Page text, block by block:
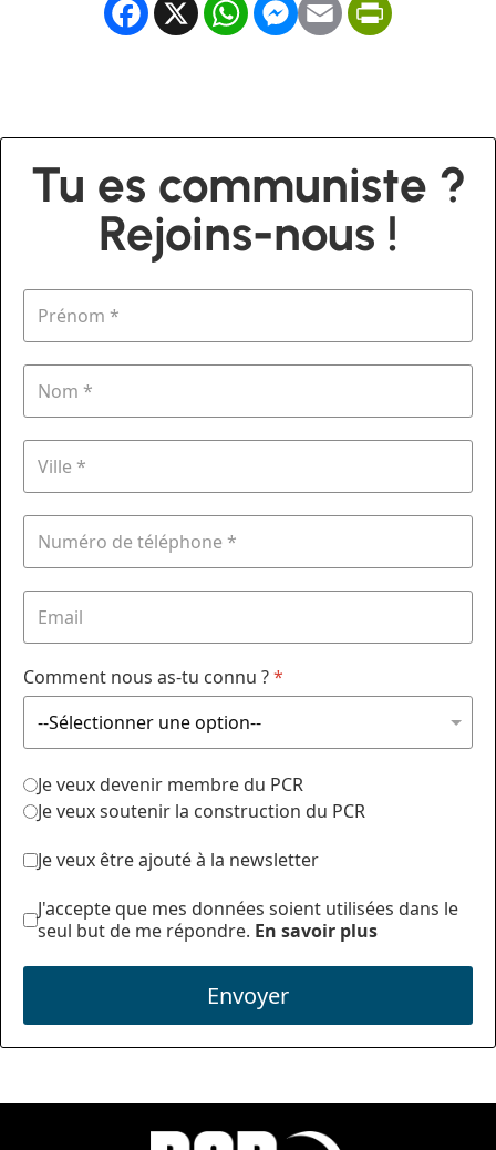
Facebook
X WhatsApp
Messenger
Email
Tu es communiste ?
Rejoins-nous !
Comment nous as-tu connu ?*
Je veux devenir membre du PCR
Je veux soutenir la construction du PCR
Je veux être ajouté à la newsletter
J'accepte que mes données soient utilisées dans le
seul but de me répondre. En savoir plus
Envoyer